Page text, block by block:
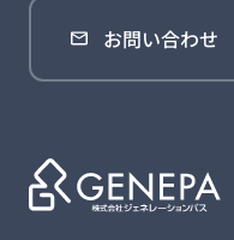
お問い合わせ